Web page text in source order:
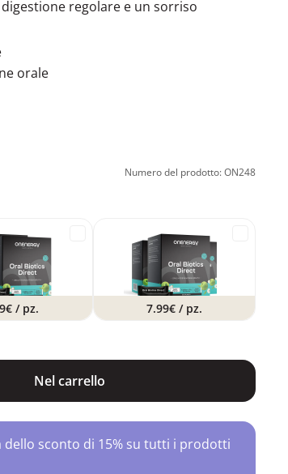
regolare e un sorriso
orale
Numero del prodotto: ON248
/ pz. 7.99€ / pz.
Nel carrello
dello sconto di 15% su tutti i prodotti